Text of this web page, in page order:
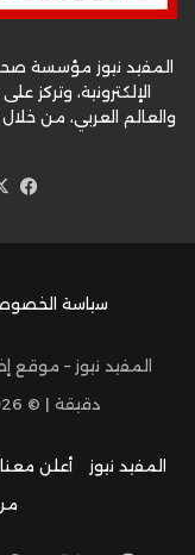
المفيد نيوز مؤسسة
الإلكترونية،
والعالم العربي، من
سياسة
المفيد نيوز –
دقيقة | ©
المفيد نيوز أعلن معنا